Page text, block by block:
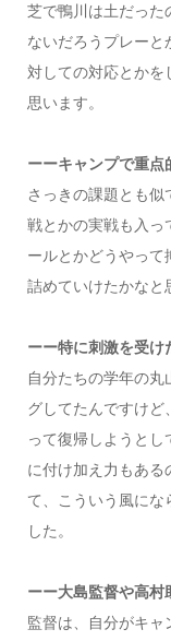
芝で鴨川は土だった
ないだろうプレーと
対しての対応とかを
思います。
ーーキャンプで重点
さっきの課題とも
戦とかの実戦も入っ
ールとかどうやって
詰めていけたかなと
ーー特に刺激を受け
自分たちの学年の
グしてたんですけど
って復帰しようと
に付け加え力もある
て、こういう風にな
した。
ーー大島監督や高村
監督は、自分がキャ